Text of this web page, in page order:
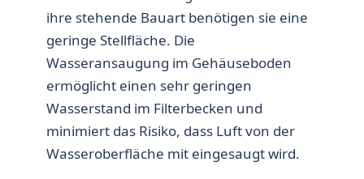
ihre stehende Bauart benötigen sie eine
geringe Stellfläche. Die
Wasseransaugung im Gehäuseboden
ermöglicht einen sehr geringen
Wasserstand im Filterbecken und
minimiert das Risiko, dass Luft von der
Wasseroberfläche mit eingesaugt wird.